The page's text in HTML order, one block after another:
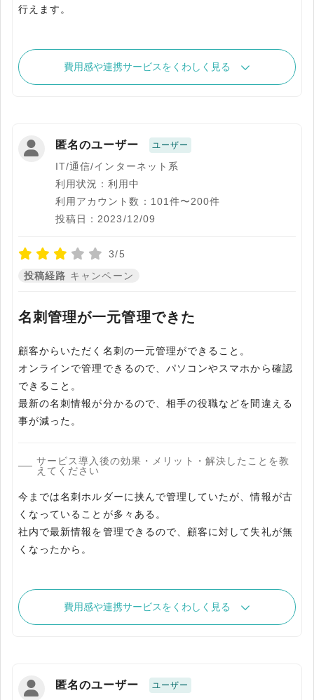
行えます。
費用感や連携サービスをくわしく見る
匿名のユーザー ユーザー
IT/通信/インターネット系
利用状況：利用中
利用アカウント数：101件〜200件
投稿日：2023/12/09
3/5
投稿経路 キャンペーン
名刺管理が一元管理できた
顧客からいただく名刺の一元管理ができること。
オンラインで管理できるので、パソコンやスマホから確認
できること。
最新の名刺情報が分かるので、相手の役職などを間違える
事が減った。
サービス導入後の効果・メリット・解決したことを教
えてください
今までは名刺ホルダーに挟んで管理していたが、情報が古
くなっていることが多々ある。
社内で最新情報を管理できるので、顧客に対して失礼が無
くなったから。
費用感や連携サービスをくわしく見る
匿名のユーザー ユーザー